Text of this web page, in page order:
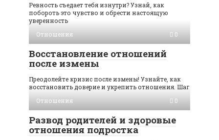
Ревность съедает тебя изнутри? Узнай, как
побороть это чувство и обрести настоящую
уверенность
Отношения
0
Восстановление отношений
после измены
Преодолейте кризис после измены! Узнайте, как
восстановить доверие и укрепить отношения. Шаг
Отношения
0
Развод родителей и здоровые
отношения подростка